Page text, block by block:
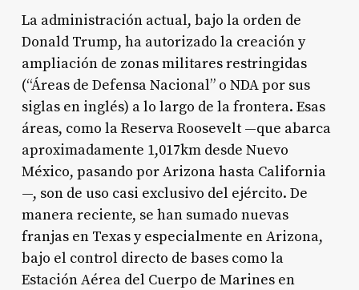
La administración actual, bajo la orden de
Donald Trump, ha autorizado la creación y
ampliación de zonas militares restringidas
(“Áreas de Defensa Nacional” o NDA por sus
siglas en inglés) a lo largo de la frontera. Esas
áreas, como la Reserva Roosevelt —que abarca
aproximadamente 1,017km desde Nuevo
México, pasando por Arizona hasta California
—, son de uso casi exclusivo del ejército. De
manera reciente, se han sumado nuevas
franjas en Texas y especialmente en Arizona,
bajo el control directo de bases como la
Estación Aérea del Cuerpo de Marines en